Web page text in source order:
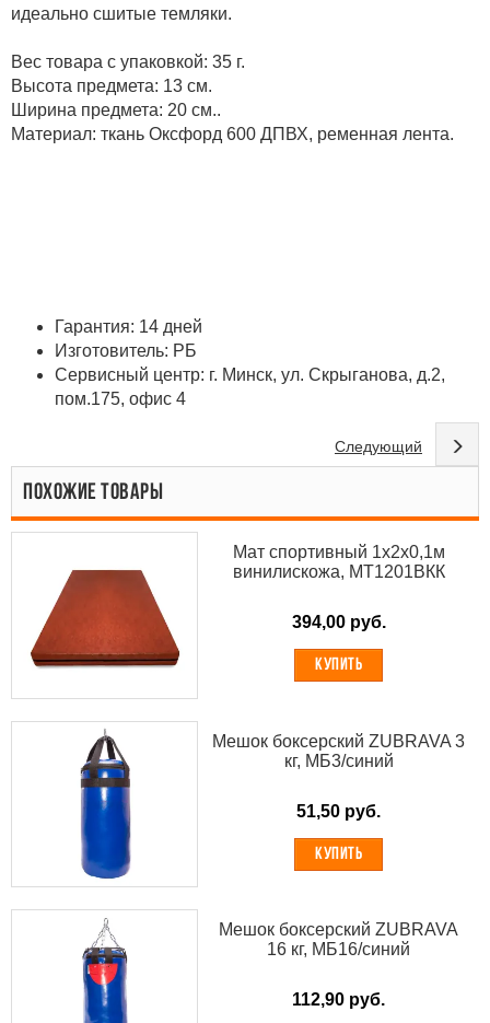
идеально сшитые темляки.
Вес товара с упаковкой: 35 г.
Высота предмета: 13 см.
Ширина предмета: 20 см..
Материал: ткань Оксфорд 600 ДПВХ, ременная лента.
Гарантия: 14 дней
Изготовитель: РБ
Сервисный центр: г. Минск, ул. Скрыганова, д.2,
пом.175, офис 4
Следующий
ПОХОЖИЕ ТОВАРЫ
Мат спортивный 1х2х0,1м
винилискожа, МТ1201ВКК
394,00 руб.
КУПИТЬ
Мешок боксерский ZUBRAVA 3
кг, МБ3/синий
51,50 руб.
КУПИТЬ
Мешок боксерский ZUBRAVA
16 кг, МБ16/синий
112,90 руб.